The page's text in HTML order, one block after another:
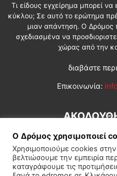
Τι είδους εγχείρημα μπορεί
κύκλου; Σε αυτό το ερώτημα
μιαν απάντηση. Ο Δρόμος
σχεδιασμένα να
χώρας από την
διαβάστε
Επικοινωνία:
Ο Δρόμος χρησιμοποιεί
Χρησιμοποιούμε cookies στην
βελτιώσουμε την εμπειρία
καταγράφουμε τις